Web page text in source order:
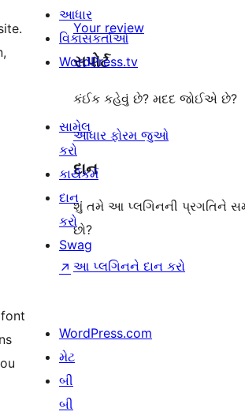
Your review
સપોર્ટ
કંઈક કહેવું છે? મદદ જોઈએ છે?
આધાર ફોરમ જુઓ
દાન
શું તમે આ પ્લગિનની પ્રગતિને
છો?
આ પ્લગિનને દાન કરો
આધાર
વિકાસકર્તાઓ
WordPress.tv
સામેલ
કરો
કાર્યકર્મ
દાન
કરો
Swag
↗
WordPress.com
મેટ
બી
બી